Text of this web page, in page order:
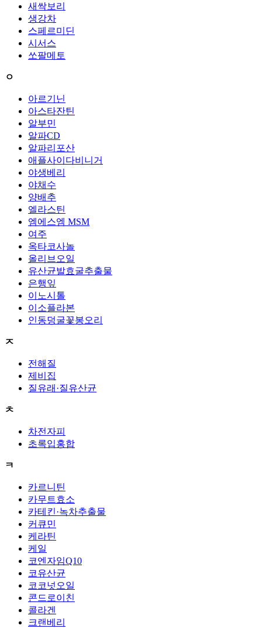
새싹보리
생강차
스페르미딘
시서스
쏘팔메토
ㅇ
아르기닌
아스타잔틴
알부민
알파CD
알파리포산
애플사이다비니거
야생베리
야채수
양배추
엘라스틴
엠에스엠 MSM
여주
옥타코사놀
올리브오일
유산균발효굴추출물
은행잎
이노시톨
이소플라본
인동덩굴꽃봉오리
ㅈ
전해질
제비집
질유래·질유산균
ㅊ
차전자피
초록입홍합
ㅋ
카르니틴
카무트효소
카테킨·녹차추출물
커큐민
케라틴
케일
코엔자임Q10
코유산균
코코넛오일
콘드로이친
콜라겐
크랜베리